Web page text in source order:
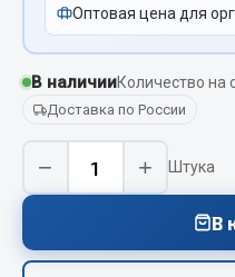
Брызговики
Вентиляторы кабины
Вымпела
Весь раздел
Оптовая цена для
В наличииКоличество на
Доставка по России
− + Штука
В